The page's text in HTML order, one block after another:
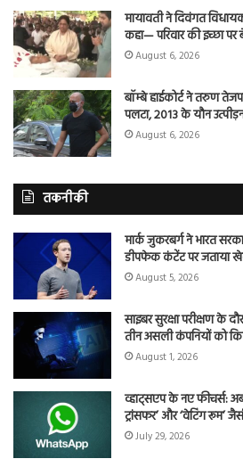
मायावती ने दिवंगत
कहा— परिवार की इच्छा
August 6, 2026
बॉम्बे हाईकोर्ट ने तरुण
पलटा, 2013 के यौन
August 6, 2026
तकनीकी
मार्क जुकरबर्ग ने भारत
डीपफेक कंटेंट पर जताया
August 5, 2026
साइबर सुरक्षा परीक्षण के
तीन असली कंपनियों को
August 1, 2026
व्हाट्सएप के नए फीचर्स:
ट्रांसफर’ और ‘वेटिंग रूम’
July 29, 2026